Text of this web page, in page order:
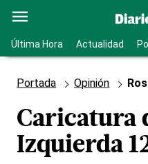
Última Hora Actualidad
Portada Opinión
Caricatura
Izquierda